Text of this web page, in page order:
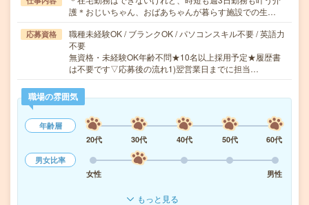
護＊おじいちゃん、おばあちゃんが暮らす施設での生…
応募資格
職種未経験OK / ブランクOK / パソコンスキル不要 / 英語力
不要
無資格・未経験OK年齢不問★10名以上採用予定★履歴書
は不要です▽応募後の流れ1)翌営業日までに担当…
職場の雰囲気
年齢層
20代
30代 40代 50代
60代
男女比率
女性
男性
もっと見る